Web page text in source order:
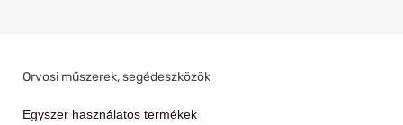
Orvosi műszerek, segédeszközök
Egyszer használatos termékek